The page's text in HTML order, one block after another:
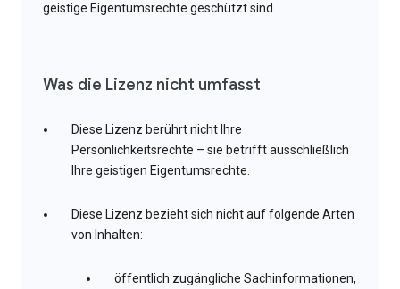
geistige Eigentumsrechte geschützt sind.
Was die Lizenz nicht umfasst
Diese Lizenz berührt nicht Ihre
Persönlichkeitsrechte – sie betrifft ausschließlich
Ihre geistigen Eigentumsrechte.
Diese Lizenz bezieht sich nicht auf folgende Arten
von Inhalten:
öffentlich zugängliche Sachinformationen,